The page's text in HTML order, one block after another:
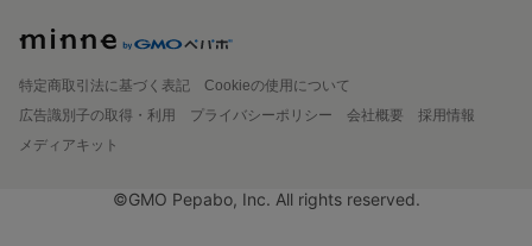
特定商取引法に基づく表記
Cookieの使用について
広告識別子の取得・利用
プライバシーポリシー 会社概要
採用情報
メディアキット
©GMO Pepabo, Inc. All rights reserved.